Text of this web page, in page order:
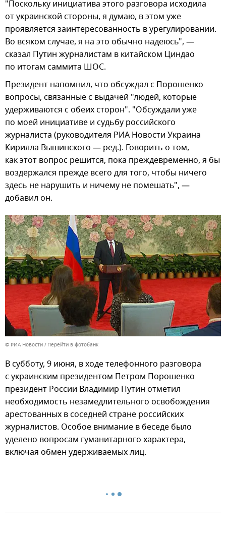
"Поскольку инициатива этого разговора исходила
от украинской стороны, я думаю, в этом уже
проявляется заинтересованность в урегулировании.
Во всяком случае, я на это обычно надеюсь", —
сказал Путин журналистам в китайском Циндао
по итогам саммита ШОС.
Президент напомнил, что обсуждал с Порошенко
вопросы, связанные с выдачей "людей, которые
удерживаются с обеих сторон". "Обсуждали уже
по моей инициативе и судьбу российского
журналиста (руководителя РИА Новости Украина
Кирилла Вышинского — ред.). Говорить о том,
как этот вопрос решится, пока преждевременно, я бы
воздержался прежде всего для того, чтобы ничего
здесь не нарушить и ничему не помешать", —
добавил он.
© РИА Новости Перейти в фотобанк
В субботу, 9 июня, в ходе телефонного разговора
с украинским президентом Петром Порошенко
президент России Владимир Путин отметил
необходимость незамедлительного освобождения
арестованных в соседней стране российских
журналистов. Особое внимание в беседе было
уделено вопросам гуманитарного характера,
включая обмен удерживаемых лиц.